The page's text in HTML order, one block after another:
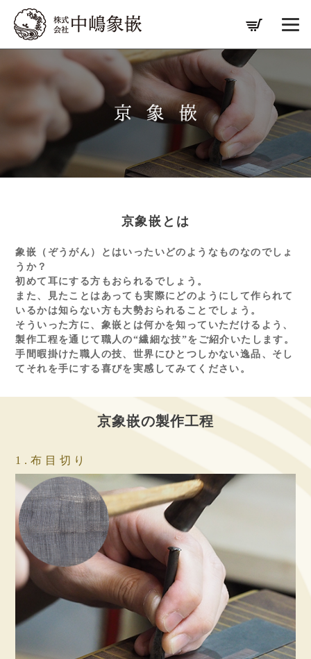
京象嵌とは
象嵌（ぞうがん）とはいったいどのようなものなのでしょ
うか？
初めて耳にする方もおられるでしょう。
また、見たことはあっても実際にどのようにして作られて
いるかは知らない方も大勢おられることでしょう。
そういった方に、象嵌とは何かを知っていただけるよう、
製作工程を通じて職人の“繊細な技”をご紹介いたします。
手間暇掛けた職人の技、世界にひとつしかない逸品、 そし
てそれを手にする喜びを実感してみてください。
京象嵌の製作工程
1.布目切り